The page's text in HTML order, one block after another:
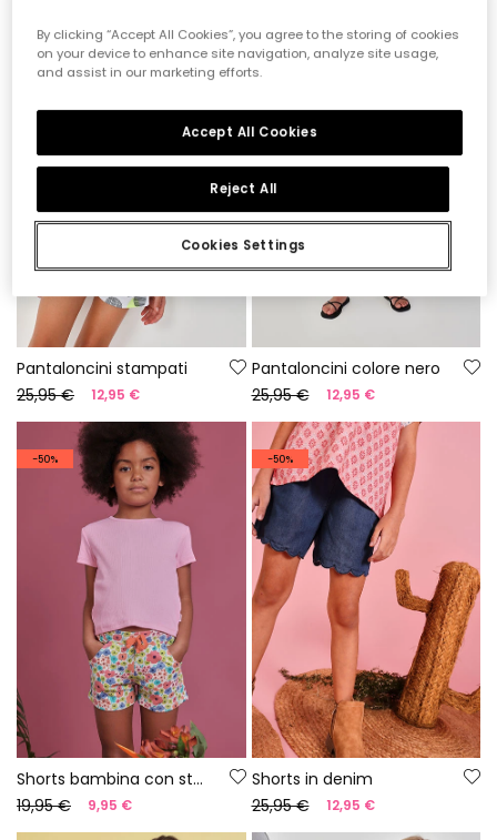
-50%
Pantaloncini stampati
25,95 €
12,95 €
-50%
Pantaloncini colore nero
25,95 €
12,95 €
-50%
Shorts bambina con stampa floreale
19,95 €
9,95 €
-50%
Shorts in denim
25,95 €
12,95 €
By clicking “Accept All Cookies”, you agree to the storing of cookies
on your device to enhance site navigation, analyze site usage,
and assist in our marketing efforts.
Cookies Settings
Reject All
Accept All Cookies